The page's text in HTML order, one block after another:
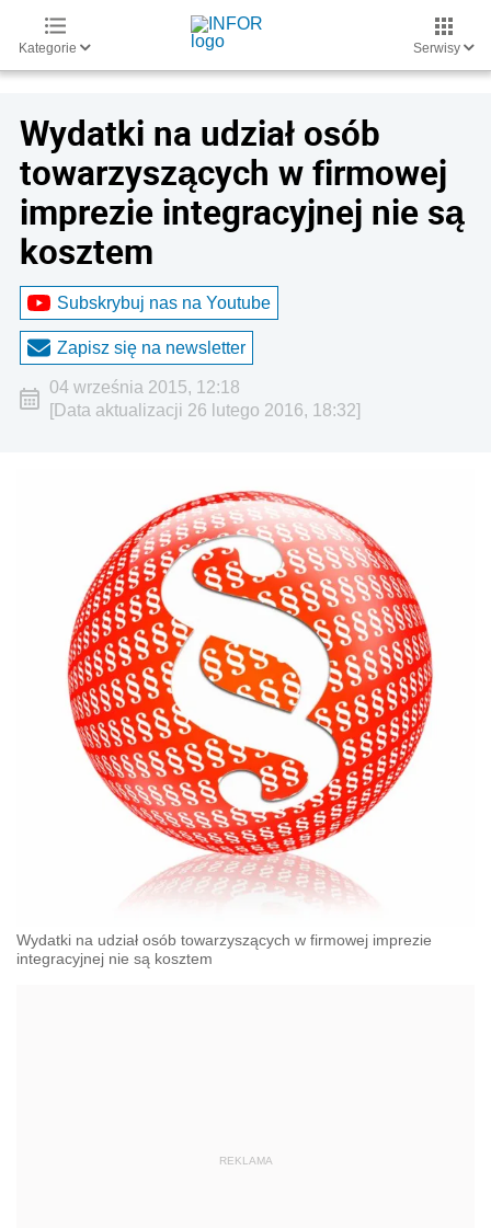
Kategorie Serwisy
Wydatki na udział osób
towarzyszących w firmowej
imprezie integracyjnej nie są
kosztem
Subskrybuj nas na Youtube
Zapisz się na newsletter
04 września 2015, 12:18
[Data aktualizacji 26 lutego 2016, 18:32]
Wydatki na udział osób towarzyszących w firmowej imprezie
integracyjnej nie są kosztem